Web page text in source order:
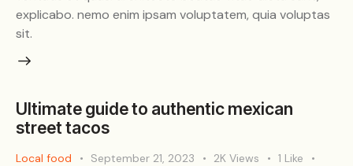
explicabo. nemo enim ipsam voluptatem, quia voluptas
sit.
Ultimate guide to authentic mexican
street tacos
Local food September 21, 2023 2K Views 1 Like